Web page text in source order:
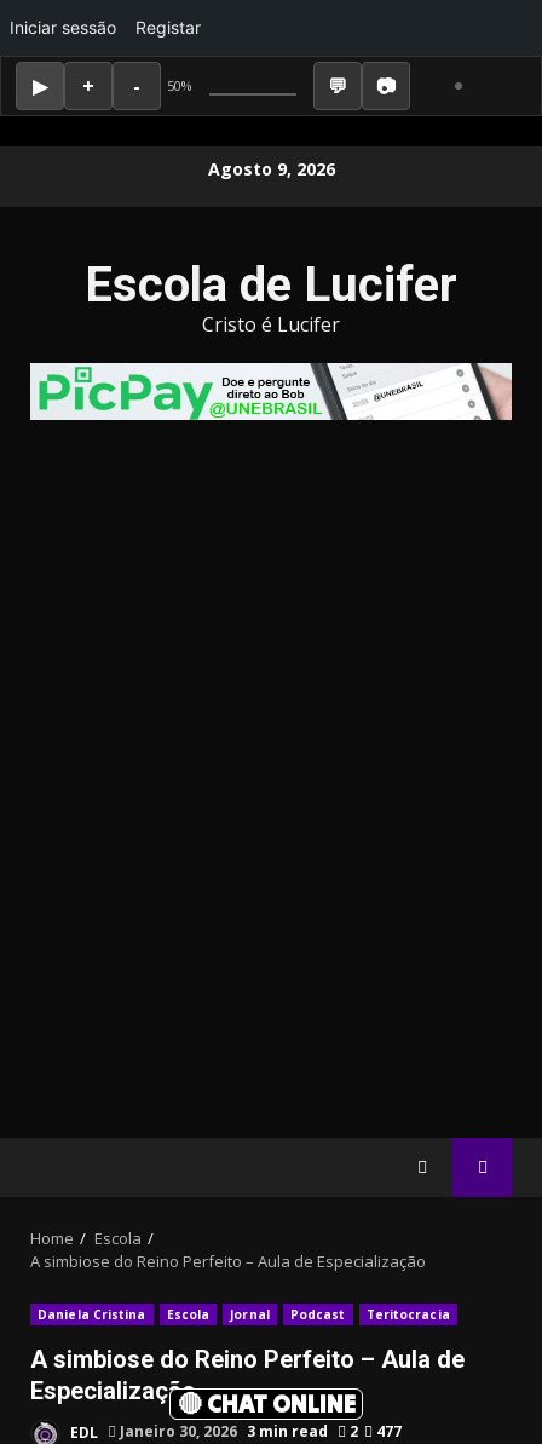
50%
Iniciar sessão Registar
Agosto 9, 2026
Escola de Lucifer
Cristo é Lucifer
🔴 CHAT ONLINE
Home
Escola
A simbiose do Reino Perfeito – Aula de Especialização
Daniela Cristina Escola Jornal Podcast Teritocracia
A simbiose do Reino Perfeito – Aula de
Especialização
EDL Janeiro 30, 2026 3 min read 2 477